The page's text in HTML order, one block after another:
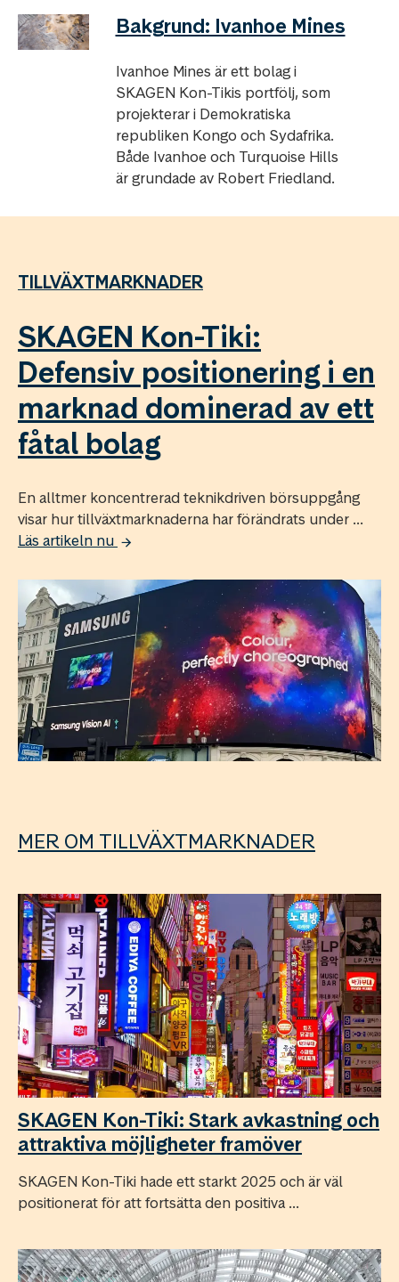
Bakgrund: Ivanhoe Mines
Ivanhoe Mines är ett bolag i
SKAGEN Kon-Tikis portfölj, som
projekterar i Demokratiska
republiken Kongo och Sydafrika.
Både Ivanhoe och Turquoise Hills
är grundade av Robert Friedland.
TILLVÄXTMARKNADER
SKAGEN Kon-Tiki:
Defensiv positionering i en
marknad dominerad av ett
fåtal bolag
En alltmer koncentrerad teknikdriven börsuppgång
visar hur tillväxtmarknaderna har förändrats under ...
Läs artikeln nu
MER OM TILLVÄXTMARKNADER
SKAGEN Kon-Tiki: Stark avkastning och
attraktiva möjligheter framöver
SKAGEN Kon-Tiki hade ett starkt 2025 och är väl
positionerat för att fortsätta den positiva ...